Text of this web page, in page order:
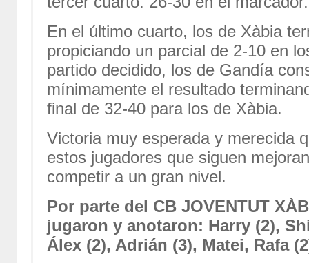
En el último cuarto, los de Xàbia
propiciando un parcial de 2-10 en
partido decidido, los de Gandía
mínimamente el resultado
final de 32-40 para los de Xàbia.
Victoria muy esperada y merecida
estos jugadores que siguen
competir a un gran nivel.
Por parte del CB JOVENTUT
jugaron y anotaron: Harry (2),
Álex (2), Adrián (3), Matei, Rafa